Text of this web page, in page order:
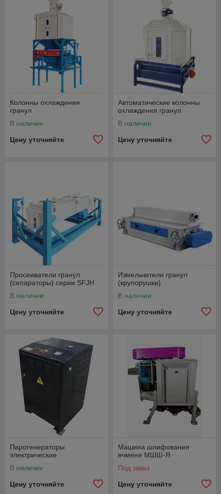
Колонны охлаждения
гранул
В наличии
Цену уточняйте
Автоматические колонны
охлаждения гранул
В наличии
Цену уточняйте
Просеиватели гранул
(сепараторы) серии SFJH
В наличии
Цену уточняйте
Измельчители гранул
(крупорушки)
В наличии
Цену уточняйте
Парогенераторы
электрические
В наличии
Цену уточняйте
Машина шлифования
ячменя МШШ-Я
Под заказ
Цену уточняйте